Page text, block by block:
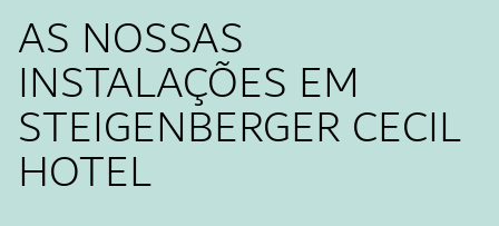
AS NOSSAS
INSTALAÇÕES EM
STEIGENBERGER CECIL
HOTEL